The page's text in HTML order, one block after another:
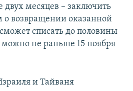
двух месяцев – заключить
о возвращении оказанной
списать до половины
можно не раньше 15 ноября
и Тайваня